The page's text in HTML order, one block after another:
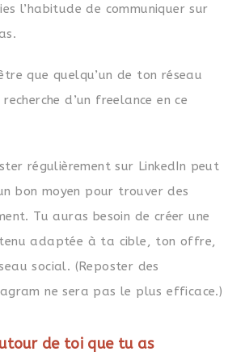
l’habitude de communiquer sur
que quelqu’un de ton réseau
d’un freelance en ce
régulièrement sur LinkedIn peut
bon moyen pour trouver des
Tu auras besoin de créer une
adaptée à ta cible, ton offre,
social. (Reposter des
ne sera pas le plus efficace.)
de toi que tu as